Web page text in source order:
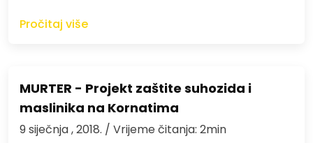
Pročitaj više
MURTER - Projekt zaštite suhozida i
maslinika na Kornatima
9 siječnja , 2018. / Vrijeme čitanja: 2min